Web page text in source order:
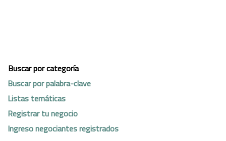
Buscar por categoría
Buscar por palabra-clave
Listas temáticas
Registrar tu negocio
Ingreso negociantes registrados